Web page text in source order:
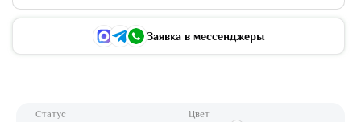
Заявка в мессенджеры
Статус Цвет